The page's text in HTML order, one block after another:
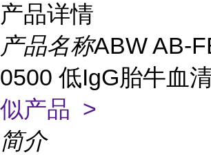
产品详情
产品名称ABW AB-
0500 低IgG胎牛血
似产品 >
简介